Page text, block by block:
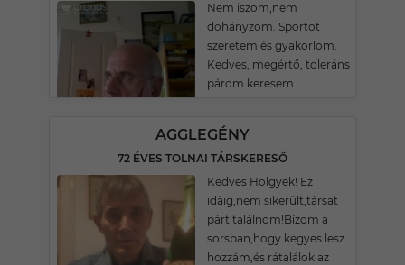
Nem iszom,nem
dohányzom. Sportot
szeretem és gyakorlom.
Kedves, megértő, toleráns
párom keresem.
AGGLEGÉNY
72 ÉVES TOLNAI TÁRSKERESŐ
Kedves Hölgyek! Ez
idáig,nem sikerült,társat
párt találnom!Bízom a
sorsban,hogy kegyes lesz
hozzám,és rátalálok az